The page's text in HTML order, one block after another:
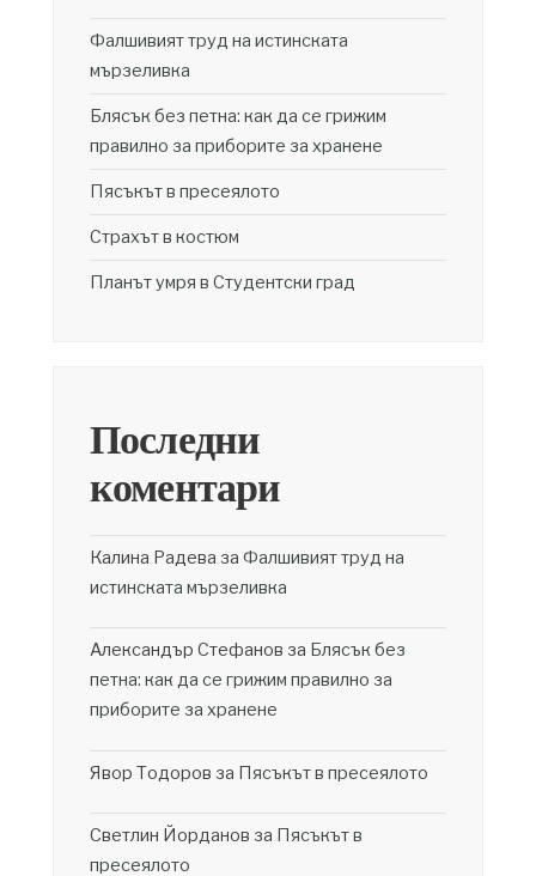
Фалшивият труд на истинската
мързеливка
Блясък без петна: как да се грижим
правилно за приборите за хранене
Пясъкът в пресеялото
Страхът в костюм
Планът умря в Студентски град
Последни
коментари
Калина Радева за Фалшивият труд на
истинската мързеливка
Александър Стефанов за Блясък без
петна: как да се грижим правилно за
приборите за хранене
Явор Тодоров за Пясъкът в пресеялото
Светлин Йорданов за Пясъкът в
пресеялото